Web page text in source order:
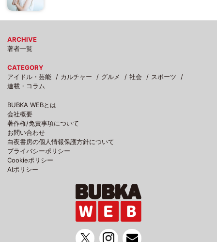
ARCHIVE
著者一覧
CATEGORY
アイドル・芸能
カルチャー グルメ 社会
スポーツ
連載・コラム
BUBKA WEBとは
会社概要
著作権/免責事項について
お問い合わせ
白夜書房の個人情報保護方針について
プライバシーポリシー
Cookieポリシー
AIポリシー